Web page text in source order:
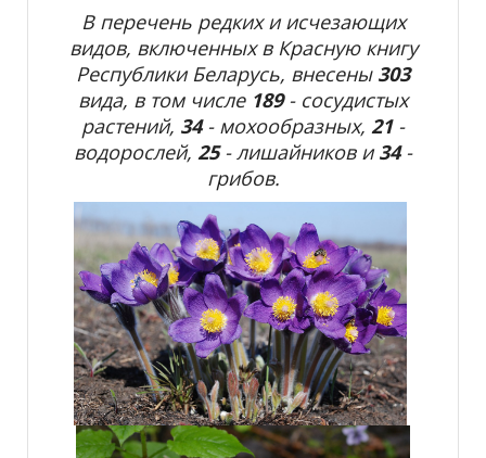
В перечень редких и исчезающих
видов, включенных в Красную книгу
Республики Беларусь, внесены 303
вида, в том числе 189- сосудистых
растений, 34- мохообразных, 21-
водорослей, 25- лишайников и34-
грибов.